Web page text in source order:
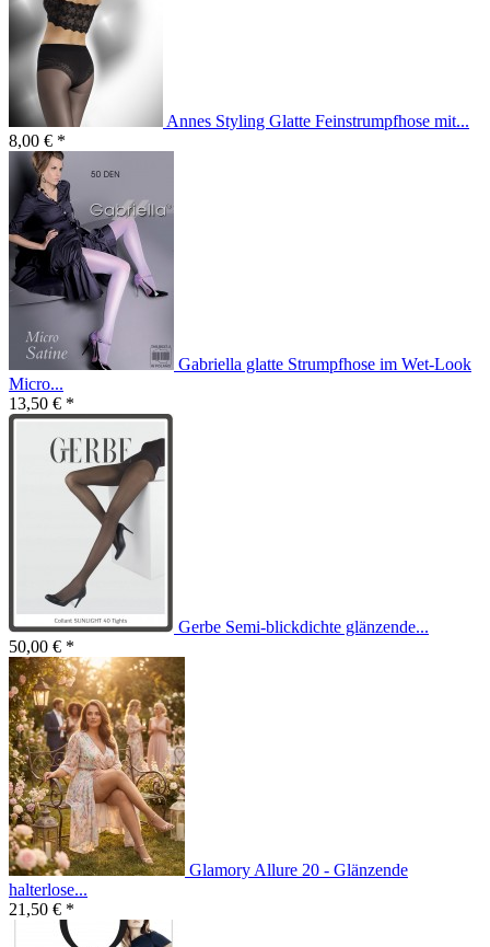
Annes Styling Glatte Feinstrumpfhose mit...
8,00 € *
Gabriella glatte Strumpfhose im Wet-Look
Micro...
13,50 € *
Gerbe Semi-blickdichte glänzende...
50,00 € *
Glamory Allure 20 - Glänzende
halterlose...
21,50 € *